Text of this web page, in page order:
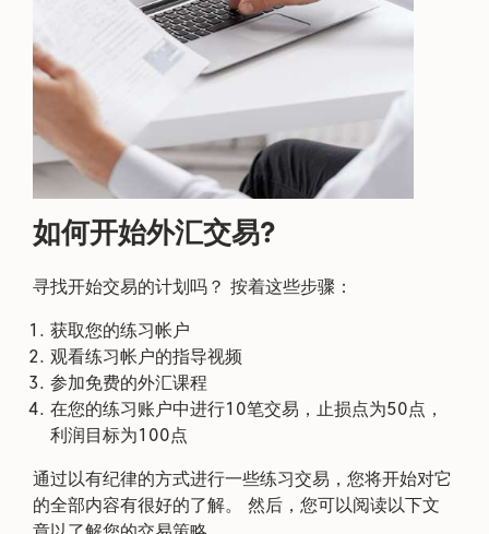
如何开始外汇交易?
寻找开始交易的计划吗？ 按着这些步骤：
获取您的练习帐户
观看练习帐户的指导视频
参加免费的外汇课程
在您的练习账户中进行10笔交易，止损点为50点，
利润目标为100点
通过以有纪律的方式进行一些练习交易，您将开始对它
的全部内容有很好的了解。 然后，您可以阅读以下文